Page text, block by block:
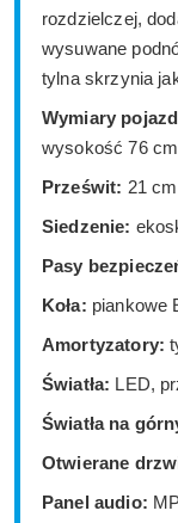
rozdzielczej,
wysuwane
tylna skrzynia
Wymiary
wysokość 76 cm
Prześwit: 21 cm
Siedzenie:
Pasy
Koła: piankowe
Amortyzatory:
Światła: LED,
Światła na
Otwierane
Panel audio: